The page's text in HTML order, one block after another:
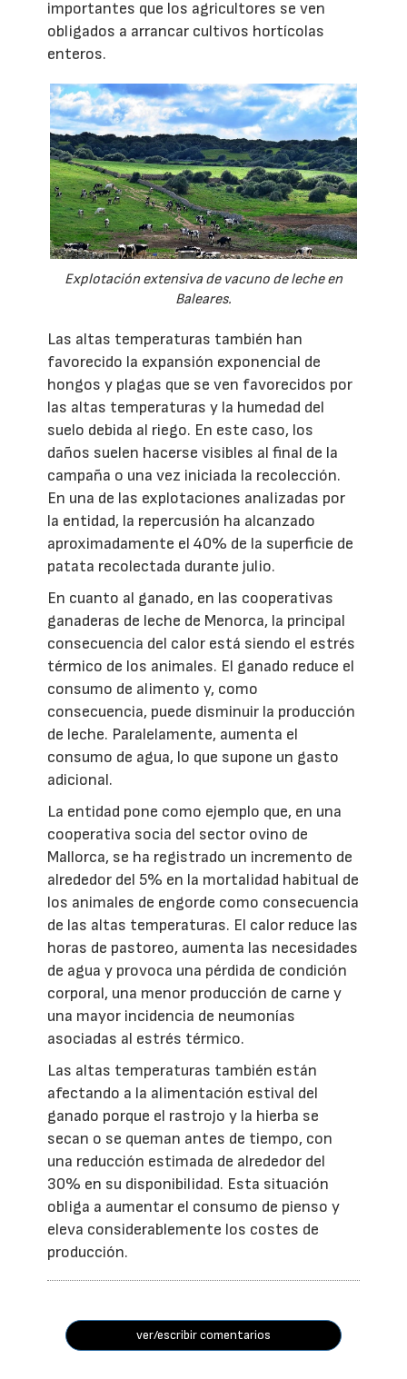
importantes que los agricultores se ven
obligados a arrancar cultivos hortícolas
enteros.
Explotación extensiva de vacuno de leche en
Baleares.
Las altas temperaturas también han
favorecido la expansión exponencial de
hongos y plagas que se ven favorecidos por
las altas temperaturas y la humedad del
suelo debida al riego. En este caso, los
daños suelen hacerse visibles al final de la
campaña o una vez iniciada la recolección.
En una de las explotaciones analizadas por
la entidad, la repercusión ha alcanzado
aproximadamente el 40% de la superficie de
patata recolectada durante julio.
En cuanto al ganado, en las cooperativas
ganaderas de leche de Menorca, la principal
consecuencia del calor está siendo el estrés
térmico de los animales. El ganado reduce el
consumo de alimento y, como
consecuencia, puede disminuir la producción
de leche. Paralelamente, aumenta el
consumo de agua, lo que supone un gasto
adicional.
La entidad pone como ejemplo que, en una
cooperativa socia del sector ovino de
Mallorca, se ha registrado un incremento de
alrededor del 5% en la mortalidad habitual de
los animales de engorde como consecuencia
de las altas temperaturas. El calor reduce las
horas de pastoreo, aumenta las necesidades
de agua y provoca una pérdida de condición
corporal, una menor producción de carne y
una mayor incidencia de neumonías
asociadas al estrés térmico.
Las altas temperaturas también están
afectando a la alimentación estival del
ganado porque el rastrojo y la hierba se
secan o se queman antes de tiempo, con
una reducción estimada de alrededor del
30% en su disponibilidad. Esta situación
obliga a aumentar el consumo de pienso y
eleva considerablemente los costes de
producción.
ver/escribir comentarios